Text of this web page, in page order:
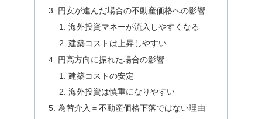
円安が進んだ場合の不動産価格への影響
海外投資マネーが流入しやすくなる
建築コストは上昇しやすい
円高方向に振れた場合の影響
建築コストの安定
海外投資は慎重になりやすい
為替介入＝不動産価格下落ではない理由